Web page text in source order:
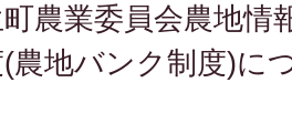
農業委員会農地情
農地バンク制度)に